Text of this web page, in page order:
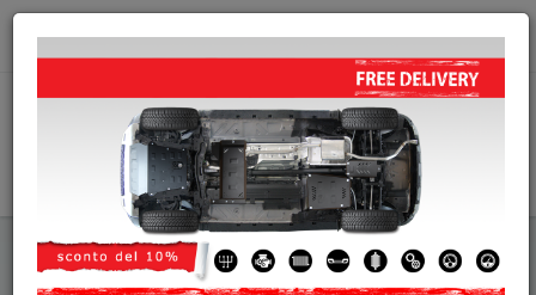
info@piastraparamotore.com
Piastra paramotore di acciaio Skoda
Piastra paramotore di acciaio Skoda Octavia